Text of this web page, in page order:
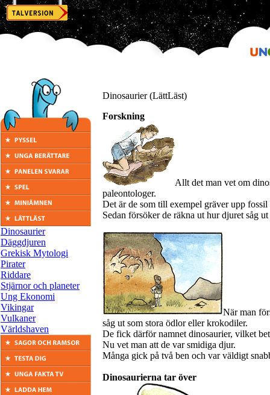
Dinosaurier
Däggdjuren
Grekisk Mytologi
Pirater
Riddare
Stjärnor och planeter
Ung Ekonomi
Vikingar
Vulkaner
Världshaven
Dinosaurier (LättLäst)
Forskning
Allt det man vet om
paleontologer.
Det är de som till exempel gräver upp
Sedan försöker de räkna ut hur djuret såg
När man
såg ut som stora ödlor eller krokodiler.
De fick därför namnet dinosaurier, vilket
Nu vet man att de var smidiga djur.
Många gick på två ben och var väldigt
Dinosaurierna tar över